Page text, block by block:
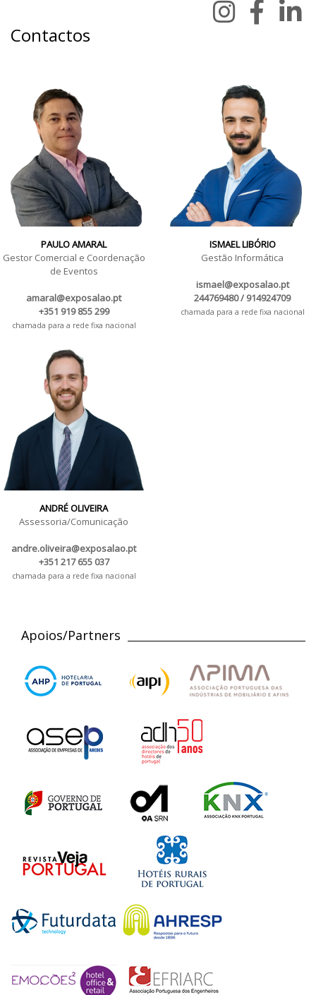
Contactos
PAULO AMARAL
Gestor Comercial e Coordenação
de Eventos
amaral@exposalao.pt
+351 919 855 299
chamada para a rede fixa nacional
ISMAEL LIBÓRIO
Gestão Informática
ismael@exposalao.pt
244769480 / 914924709
chamada para a rede fixa nacional
ANDRÉ OLIVEIRA
Assessoria/Comunicação
andre.oliveira@exposalao.pt
+351 217 655 037
chamada para a rede fixa nacional
Apoios/Partners